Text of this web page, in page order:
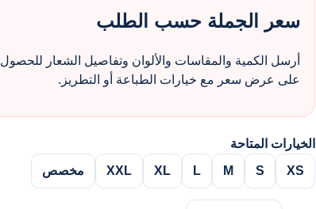
سعر الجملة حسب الطلب
أرسل الكمية والمقاسات والألوان وتفاصيل الشعار للحصول
على عرض سعر مع خيارات الطباعة أو التطريز.
الخيارات المتاحة
XS
S
M
L
XL
XXL مخصص